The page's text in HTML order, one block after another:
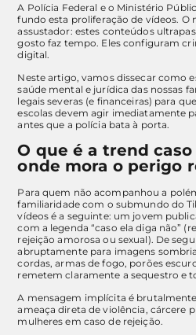
A Polícia Federal e o Ministério
fundo esta proliferação de vídeos. O
assustador: estes conteúdos
gosto faz tempo. Eles configuram
digital.
Neste artigo, vamos dissecar como
saúde mental e jurídica das nossas
legais severas (e financeiras) para
escolas devem agir imediatamente
antes que a polícia bata à porta.
O que é a trend
onde mora o perigo
Para quem não acompanhou a
familiaridade com o submundo do
vídeos é a seguinte: um jovem
com a legenda “caso ela diga não”
rejeição amorosa ou sexual). De
abruptamente para imagens
cordas, armas de fogo, porões
remetem claramente a sequestro e
A mensagem implícita é
ameaça direta de violência, cárcere
mulheres em caso de rejeição.